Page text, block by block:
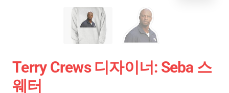
Terry Crews 디자이너: Seba 스
웨터